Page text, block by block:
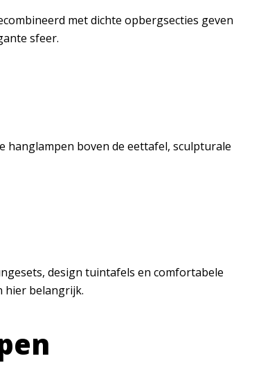
met dichte opbergsecties geven
sfeer.
hanglampen boven de eettafel, sculpturale
design tuintafels en comfortabele
hier belangrijk.